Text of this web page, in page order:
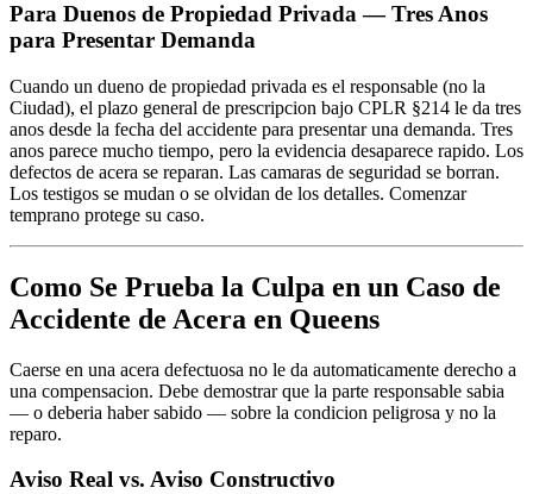
Para Duenos de Propiedad Privada — Tres Anos
para Presentar Demanda
Cuando un dueno de propiedad privada es el responsable (no la
Ciudad), el plazo general de prescripcion bajo CPLR §214 le da tres
anos desde la fecha del accidente para presentar una demanda. Tres
anos parece mucho tiempo, pero la evidencia desaparece rapido. Los
defectos de acera se reparan. Las camaras de seguridad se borran.
Los testigos se mudan o se olvidan de los detalles. Comenzar
temprano protege su caso.
Como Se Prueba la Culpa en un Caso de
Accidente de Acera en Queens
Caerse en una acera defectuosa no le da automaticamente derecho a
una compensacion. Debe demostrar que la parte responsable sabia
— o deberia haber sabido — sobre la condicion peligrosa y no la
reparo.
Aviso Real vs. Aviso Constructivo